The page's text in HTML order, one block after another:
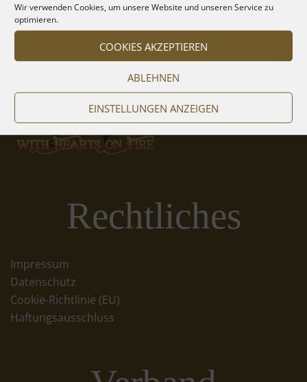
Wir verwenden Cookies, um unsere Website und unseren Service zu
optimieren.
COOKIES AKZEPTIEREN
ABLEHNEN
EINSTELLUNGEN ANZEIGEN
Rechtliches
Impressum
Datenschutz
Cookie-Richtlinie (EU)
Haftungsausschluss